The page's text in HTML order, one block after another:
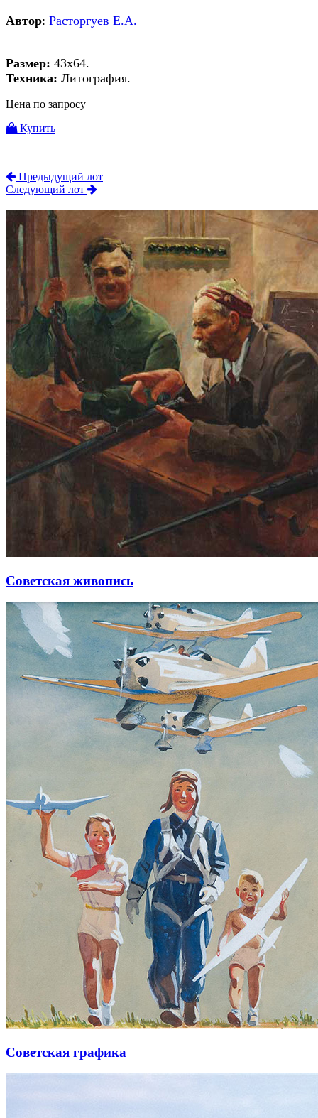
Автор: Расторгуев Е.А.
Размер: 43х64.
Техника: Литография.
Цена по запросу
Купить
Предыдущий лот
Следующий лот
Советская живопись
Советская графика